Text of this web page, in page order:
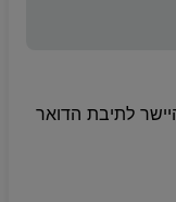
לתיבת הדואר